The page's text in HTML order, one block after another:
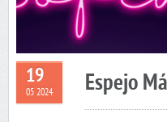
19
05 2024 Espejo